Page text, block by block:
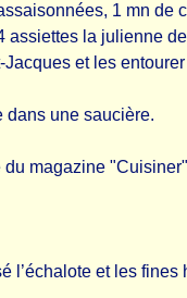
1 mn de
assiettes la julienne
et les entourer
dans une saucière.
du magazine
l’échalote et les